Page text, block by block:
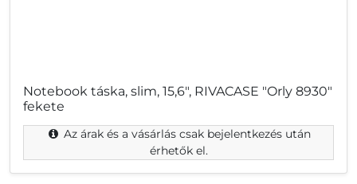
Notebook táska, slim, 15,6", RIVACASE "Orly 8930"
fekete
Az árak és a vásárlás csak bejelentkezés után
érhetők el.